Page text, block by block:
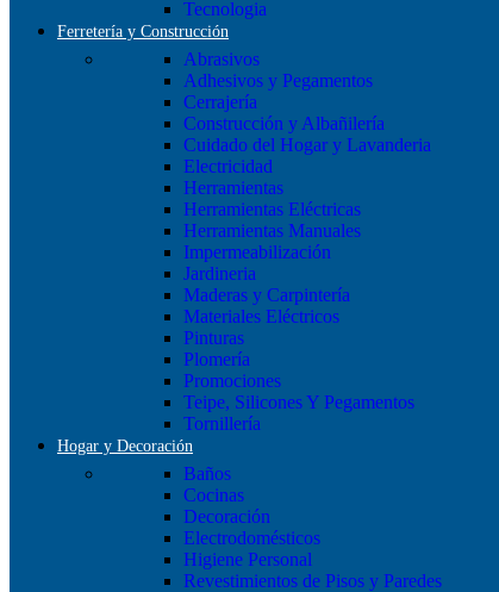
Tecnologia
Ferretería y Construcción
Abrasivos
Adhesivos y Pegamentos
Cerrajería
Construcción y Albañilería
Cuidado del Hogar y Lavanderia
Electricidad
Herramientas
Herramientas Eléctricas
Herramientas Manuales
Impermeabilización
Jardineria
Maderas y Carpintería
Materiales Eléctricos
Pinturas
Plomería
Promociones
Teipe, Silicones Y Pegamentos
Tornillería
Hogar y Decoración
Baños
Cocinas
Decoración
Electrodomésticos
Higiene Personal
Revestimientos de Pisos y Paredes